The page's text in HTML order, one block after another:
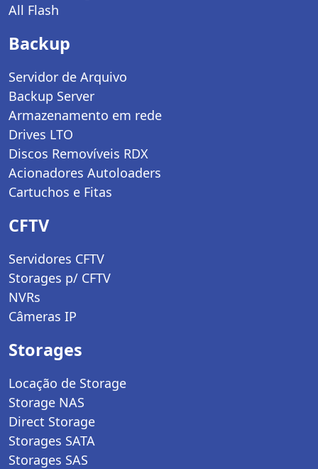
All Flash
Backup
Servidor de Arquivo
Backup Server
Armazenamento em rede
Drives LTO
Discos Removíveis RDX
Acionadores Autoloaders
Cartuchos e Fitas
CFTV
Servidores CFTV
Storages p/ CFTV
NVRs
Câmeras IP
Storages
Locação de Storage
Storage NAS
Direct Storage
Storages SATA
Storages SAS